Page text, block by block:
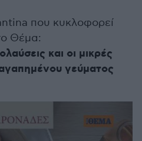
που κυκλοφορεί
Θέμα:
και οι μικρές
γεύματος